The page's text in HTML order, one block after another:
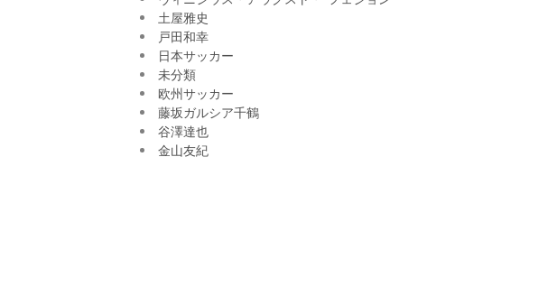
土屋雅史
戸田和幸
日本サッカー
未分類
欧州サッカー
藤坂ガルシア千鶴
谷澤達也
金山友紀